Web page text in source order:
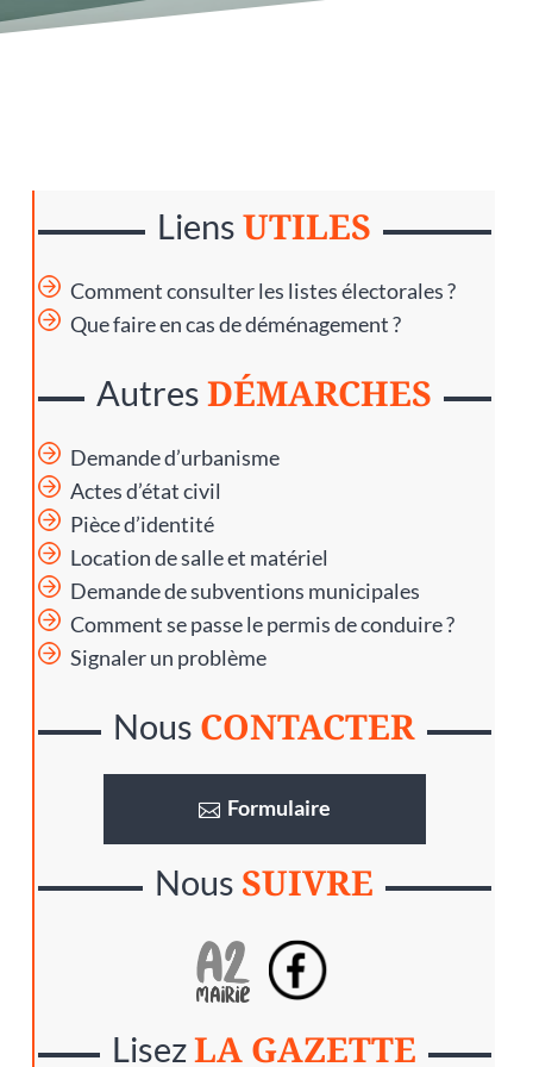
LiensUTILES
Comment consulter les listes électorales ?
Que faire en cas de déménagement ?
AutresDÉMARCHES
Demande d’urbanisme
Actes d’état civil
Pièce d’identité
Location de salle et matériel
Demande de subventions municipales
Comment se passe le permis de conduire ?
Signaler un problème
Nous CONTACTER
Formulaire
Nous SUIVRE
LisezLA GAZETTE